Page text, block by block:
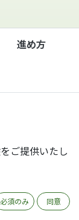
進め方
測るのに
ご提供いたし
必須のみ 同意